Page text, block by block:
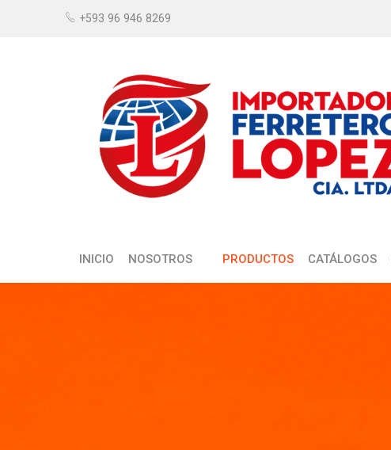
+593 96 946 8269
INICIO NOSOTROS PRODUCTOS CATÁLOGOS